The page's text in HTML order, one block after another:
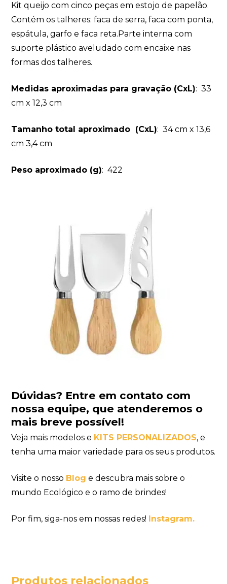
Kit queijo com cinco peças em estojo de papelão.
Contém os talheres: faca de serra, faca com ponta,
espátula, garfo e faca reta.Parte interna com
suporte plástico aveludado com encaixe nas
formas dos talheres.
Medidas aproximadas para gravação (CxL): 33
cm x 12,3 cm
Tamanho total aproximado (CxL): 34 cm x 13,6
cm 3,4 cm
Peso aproximado (g): 422
Dúvidas? Entre em contato com
nossa equipe, que atenderemos o
mais breve possível!
Veja mais modelos e KITS PERSONALIZADOS, e
tenha uma maior variedade para os seus produtos.
Visite o nosso Blog e descubra mais sobre o
mundo Ecológico e o ramo de brindes!
Por fim, siga-nos em nossas redes! Instagram.
Produtos relacionados